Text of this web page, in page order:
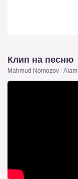
Клип на песню
Mahmud Nomozov -